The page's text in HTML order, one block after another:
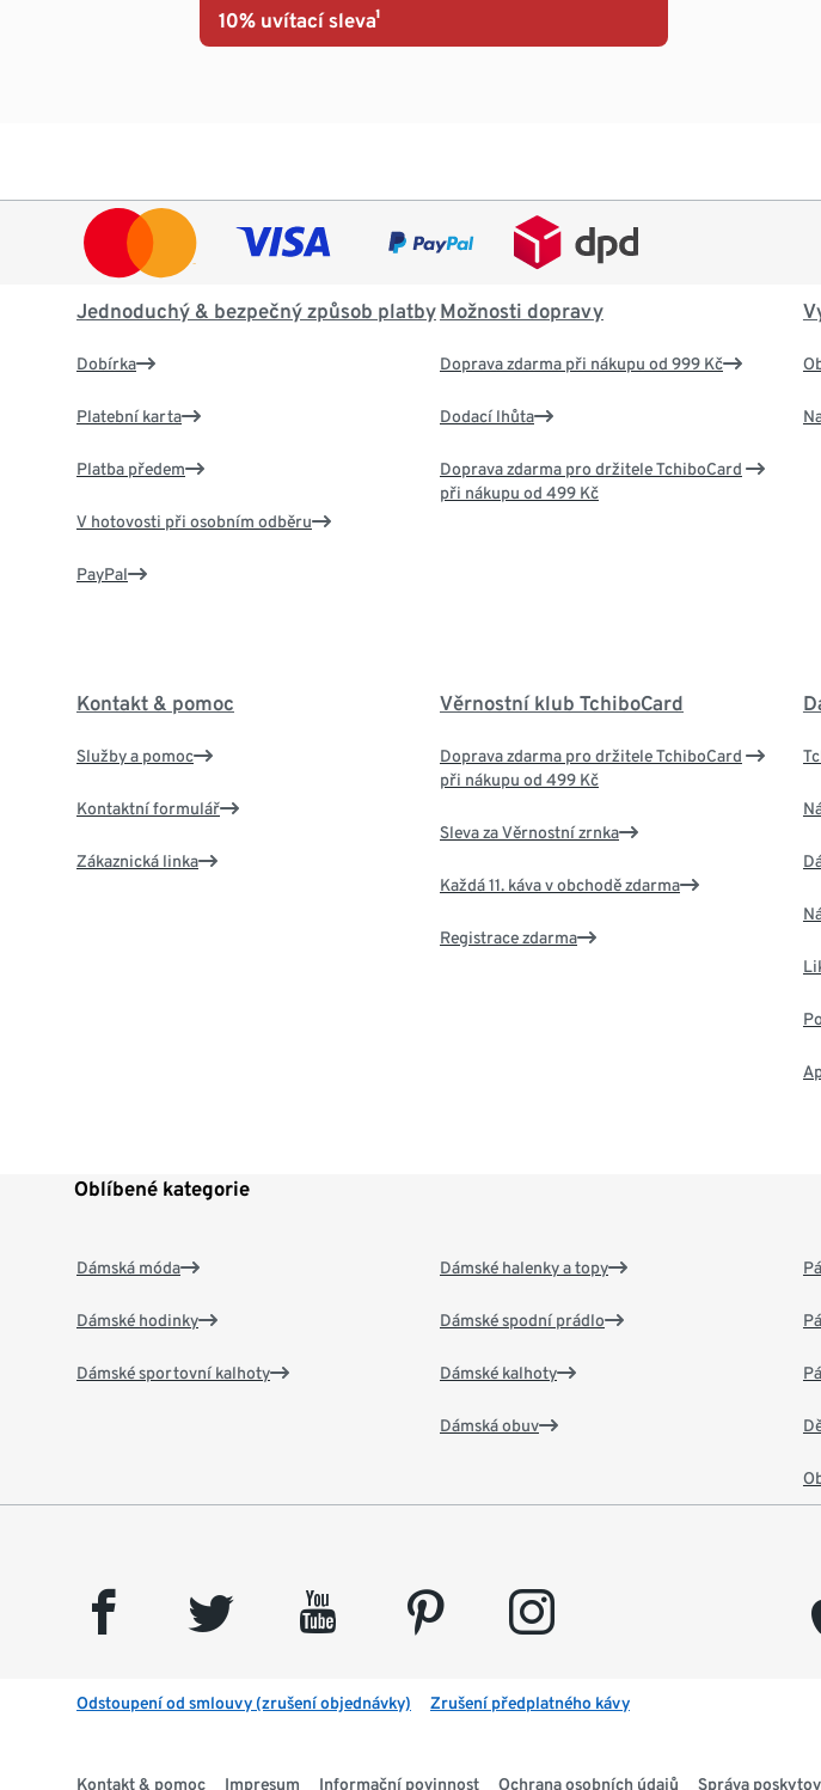
10% uvítací sleva¹
Jednoduchý & bezpečný způsob platby
Dobírka
Platební karta
Platba předem
V hotovosti při osobním odběru
PayPal
Možnosti dopravy
Doprava zdarma při nákupu od 999 Kč
Dodací lhůta
Doprava zdarma pro držitele TchiboCard
při nákupu od 499 Kč
Kontakt & pomoc
Služby a pomoc
Kontaktní formulář
Zákaznická linka
Věrnostní klub TchiboCard
Doprava zdarma pro držitele TchiboCard
při nákupu od 499 Kč
Sleva za Věrnostní zrnka
Každá 11. káva v obchodě zdarma
Registrace zdarma
Oblíbené kategorie
Dámská móda
Dámské hodinky
Dámské sportovní kalhoty
Dámské halenky a topy
Dámské spodní prádlo
Dámské kalhoty
Dámská obuv
facebook twitter youtube pinterest instagram
Odstoupení od smlouvy (zrušení objednávky) Zrušení předplatného kávy
Kontakt & pomoc Impresum Informační povinnost Ochrana osobních údajů Správa